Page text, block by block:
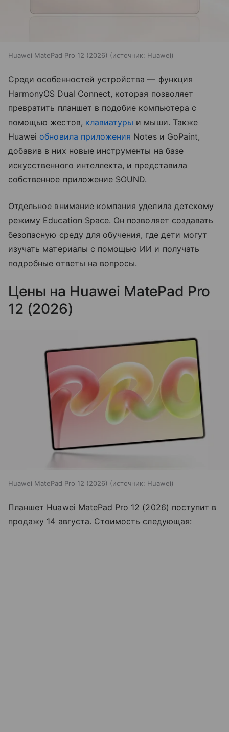
Huawei MatePad Pro 12 (2026) источник: Huawei
Среди особенностей устройства — функция
HarmonyOS Dual Connect, которая позволяет
превратить планшет в подобие компьютера с
помощью жестов, клавиатуры и мыши. Также
Huawei обновила приложения Notes и GoPaint,
добавив в них новые инструменты на базе
искусственного интеллекта, и представила
собственное приложение SOUND.
Отдельное внимание компания уделила детскому
режиму Education Space. Он позволяет создавать
безопасную среду для обучения, где дети могут
изучать материалы с помощью ИИ и получать
подробные ответы на вопросы.
Цены на Huawei MatePad Pro
12 (2026)
Huawei MatePad Pro 12 (2026) источник: Huawei
Планшет Huawei MatePad Pro 12 (2026) поступит в
продажу 14 августа. Стоимость следующая: